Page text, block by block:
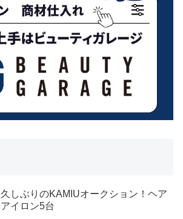
久しぶりのKAMIUオークション！ヘア
アイロン5台